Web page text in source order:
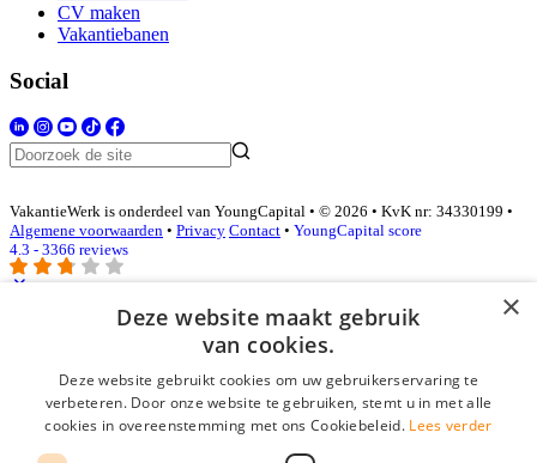
CV maken
Vakantiebanen
Social
VakantieWerk is onderdeel van YoungCapital • © 2026 • KvK nr: 34330199 •
Algemene voorwaarden • Privacy Contact • YoungCapital score
4.3 - 3366 reviews
E-mail*
Wachtwoord
×
Deze website maakt gebruik
van cookies.
Deze website gebruikt cookies om uw gebruikerservaring te
verbeteren. Door onze website te gebruiken, stemt u in met alle
cookies in overeenstemming met ons Cookiebeleid. Lees verder